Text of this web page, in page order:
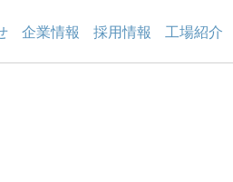
企業情報 採用情報 工場紹介